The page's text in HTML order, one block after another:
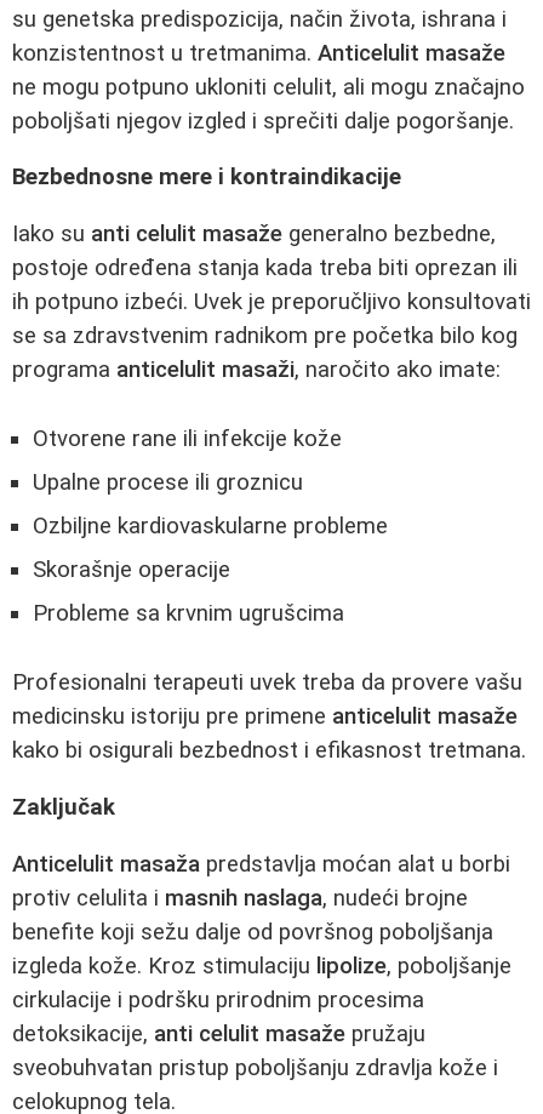
su genetska predispozicija, način života, ishrana i
konzistentnost u tretmanima. Anticelulit masaže
ne mogu potpuno ukloniti celulit, ali mogu značajno
poboljšati njegov izgled i sprečiti dalje pogoršanje.
Bezbednosne mere i kontraindikacije
Iako su anti celulit masaže generalno bezbedne,
postoje određena stanja kada treba biti oprezan ili
ih potpuno izbeći. Uvek je preporučljivo konsultovati
se sa zdravstvenim radnikom pre početka bilo kog
programa anticelulit masaži, naročito ako imate:
Otvorene rane ili infekcije kože
Upalne procese ili groznicu
Ozbiljne kardiovaskularne probleme
Skorašnje operacije
Probleme sa krvnim ugrušcima
Profesionalni terapeuti uvek treba da provere vašu
medicinsku istoriju pre primene anticelulit masaže
kako bi osigurali bezbednost i efikasnost tretmana.
Zaključak
Anticelulit masaža predstavlja moćan alat u borbi
protiv celulita i masnih naslaga, nudeći brojne
benefite koji sežu dalje od površnog poboljšanja
izgleda kože. Kroz stimulaciju lipolize, poboljšanje
cirkulacije i podršku prirodnim procesima
detoksikacije, anti celulit masaže pružaju
sveobuhvatan pristup poboljšanju zdravlja kože i
celokupnog tela.